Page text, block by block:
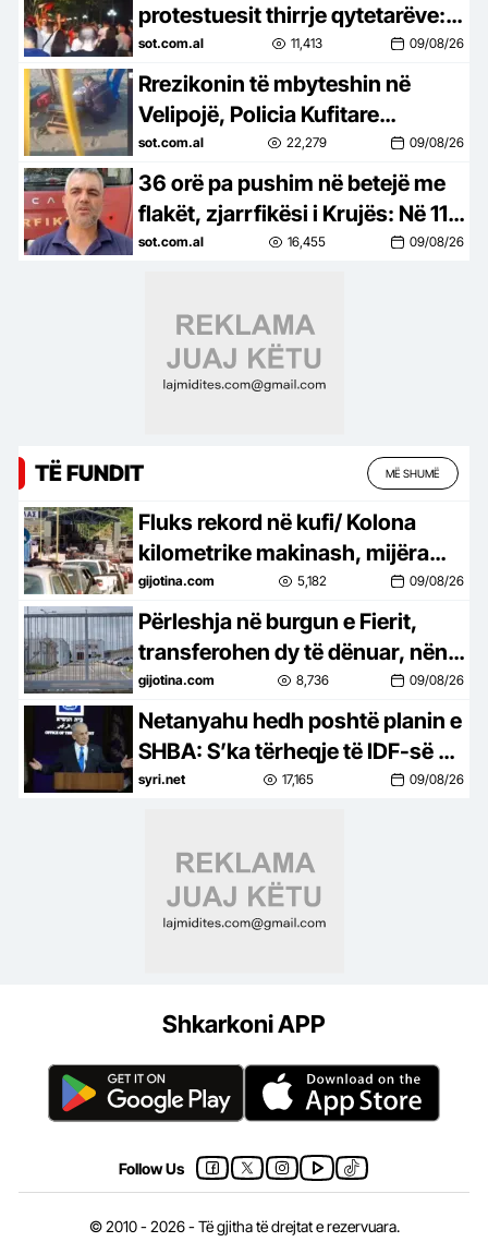
protestuesit thirrje qytetarëve:
Bashkohuni me ne!
sot.com.al 11,413 09/08/26
Rrezikonin të mbyteshin në
Velipojë, Policia Kufitare
shpëton dy pushues
sot.com.al 22,279 09/08/26
36 orë pa pushim në betejë me
flakët, zjarrfikësi i Krujës: Në 11
vite punë, kurrë s’kam parë
sot.com.al 16,455 09/08/26
TË FUNDIT MË SHUMË
Fluks rekord në kufi/ Kolona
kilometrike makinash, mijëra
shqiptarë përballen me pritje të
gjata
gijotina.com 5,182 09/08/26
Përleshja në burgun e Fierit,
transferohen dy të dënuar, nën
hetim 6 policë
gijotina.com 8,736 09/08/26
Netanyahu hedh poshtë planin e
SHBA: S’ka tërheqje të IDF-së pa
çarmatosjen e Hamasit
syri.net 17,165 09/08/26
Shkarkoni APP
Follow Us
© 2010 - 2026 - Të gjitha të drejtat e rezervuara.